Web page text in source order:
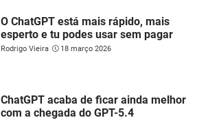
O ChatGPT está mais rápido, mais
esperto e tu podes usar sem pagar
Rodrigo Vieira 18 março 2026
ChatGPT acaba de ficar ainda melhor
com a chegada do GPT-5.4